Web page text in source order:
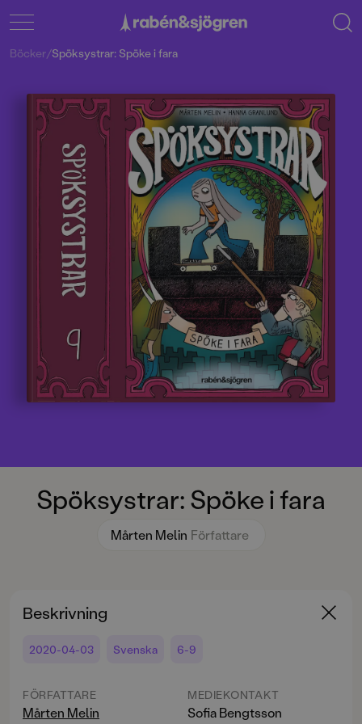
Spöksystrar: Spöke i fara
Mårten Melin Författare
Böcker/Spöksystrar: Spöke i fara
Beskrivning
2020-04-03 Svenska 6-9
FÖRFATTARE
Mårten Melin
MEDIEKONTAKT
Sofia Bengtsson